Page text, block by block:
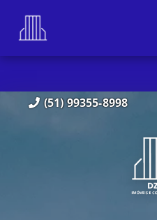
(51) 99355-8998